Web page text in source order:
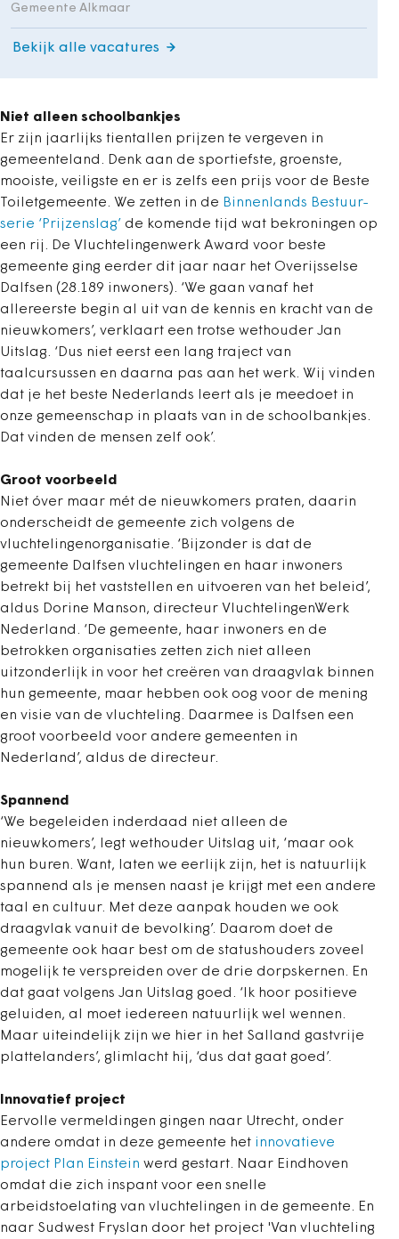
Gemeente Alkmaar
Bekijk alle vacatures
Niet alleen schoolbankjes
Er zijn jaarlijks tientallen prijzen te vergeven in
gemeenteland. Denk aan de sportiefste, groenste,
mooiste, veiligste en er is zelfs een prijs voor de Beste
Toiletgemeente. We zetten in de Binnenlands Bestuur-
serie ‘Prijzenslag’ de komende tijd wat bekroningen op
een rij. De Vluchtelingenwerk Award voor beste
gemeente ging eerder dit jaar naar het Overijsselse
Dalfsen (28.189 inwoners). ‘We gaan vanaf het
allereerste begin al uit van de kennis en kracht van de
nieuwkomers’, verklaart een trotse wethouder Jan
Uitslag. ‘Dus niet eerst een lang traject van
taalcursussen en daarna pas aan het werk. Wij vinden
dat je het beste Nederlands leert als je meedoet in
onze gemeenschap in plaats van in de schoolbankjes.
Dat vinden de mensen zelf ook’.
Groot voorbeeld
Niet óver maar mét de nieuwkomers praten, daarin
onderscheidt de gemeente zich volgens de
vluchtelingenorganisatie. ‘Bijzonder is dat de
gemeente Dalfsen vluchtelingen en haar inwoners
betrekt bij het vaststellen en uitvoeren van het beleid’,
aldus Dorine Manson, directeur VluchtelingenWerk
Nederland. ‘De gemeente, haar inwoners en de
betrokken organisaties zetten zich niet alleen
uitzonderlijk in voor het creëren van draagvlak binnen
hun gemeente, maar hebben ook oog voor de mening
en visie van de vluchteling. Daarmee is Dalfsen een
groot voorbeeld voor andere gemeenten in
Nederland’, aldus de directeur.
Spannend
‘We begeleiden inderdaad niet alleen de
nieuwkomers’, legt wethouder Uitslag uit, ‘maar ook
hun buren. Want, laten we eerlijk zijn, het is natuurlijk
spannend als je mensen naast je krijgt met een andere
taal en cultuur. Met deze aanpak houden we ook
draagvlak vanuit de bevolking’. Daarom doet de
gemeente ook haar best om de statushouders zoveel
mogelijk te verspreiden over de drie dorpskernen. En
dat gaat volgens Jan Uitslag goed. ‘Ik hoor positieve
geluiden, al moet iedereen natuurlijk wel wennen.
Maar uiteindelijk zijn we hier in het Salland gastvrije
plattelanders’, glimlacht hij, ‘dus dat gaat goed’.
Innovatief project
Eervolle vermeldingen gingen naar Utrecht, onder
andere omdat in deze gemeente het innovatieve
project Plan Einstein werd gestart. Naar Eindhoven
omdat die zich inspant voor een snelle
arbeidstoelating van vluchtelingen in de gemeente. En
naar Sudwest Fryslan door het project 'Van vluchteling